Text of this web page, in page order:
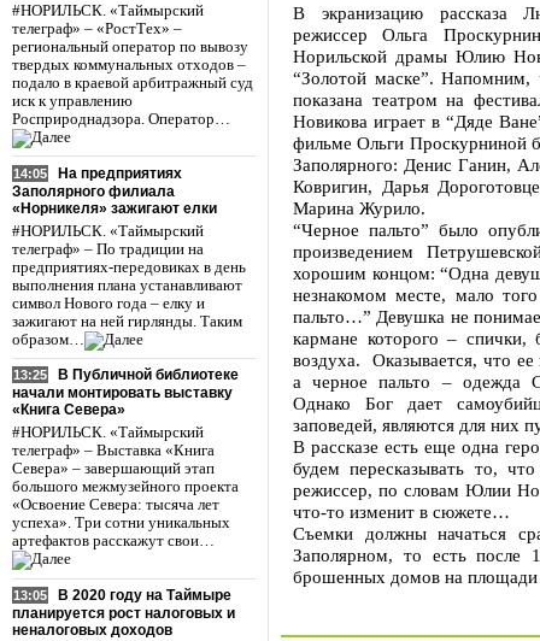
#НОРИЛЬСК. «Таймырский
телеграф» – «РостТех» –
региональный оператор по вывозу
твердых коммунальных отходов –
подало в краевой арбитражный суд
иск к управлению
Росприроднадзора. Оператор…
14:05
На предприятиях
Заполярного филиала
«Норникеля» зажигают елки
#НОРИЛЬСК. «Таймырский
телеграф» – По традиции на
предприятиях-передовиках в день
выполнения плана устанавливают
символ Нового года – елку и
зажигают на ней гирлянды. Таким
образом…
13:25
В Публичной библиотеке
начали монтировать выставку
«Книга Севера»
#НОРИЛЬСК. «Таймырский
телеграф» – Выставка «Книга
Севера» – завершающий этап
большого межмузейного проекта
«Освоение Севера: тысяча лет
успеха». Три сотни уникальных
артефактов расскажут свои…
13:05
В 2020 году на Таймыре
планируется рост налоговых и
неналоговых доходов
В экранизацию рассказа
режиссер Ольга
Норильской драмы Юлию
“Золотой маске”. Напомним,
показана театром на
Новикова играет в “Дяде
фильме Ольги Проскурниной
Заполярного: Денис Ганин,
Ковригин, Дарья
Марина Журило.
“Черное пальто” было
произведением
хорошим концом: “Одна
незнакомом месте, мало
пальто…” Девушка не
кармане которого –
воздуха. Оказывается, что
а черное пальто – одежда
Однако Бог дает
заповедей, являются для них
В рассказе есть еще одна
будем пересказывать то,
режиссер, по словам Юлии
что-то изменит в сюжете…
Съемки должны начаться
Заполярном, то есть после
брошенных домов на площади